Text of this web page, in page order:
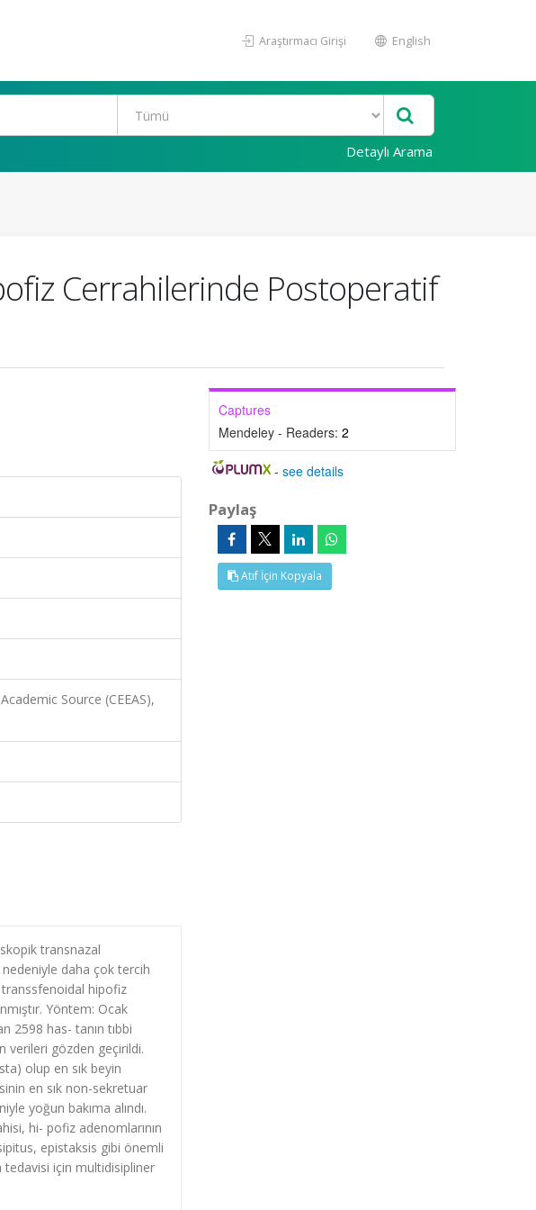
Araştırmacı Girişi English
Detaylı Arama
Cerrahilerinde Postoperatif
Source (CEEAS),
transnazal
daha çok tercih
hipofiz
Yöntem: Ocak
2598 has- tanın tıbbi
verileri gözden geçirildi.
olup en sık beyin
en sık non-sekretuar
yoğun bakıma alındı.
hi- pofiz adenomlarının
epistaksis gibi önemli
tedavisi için multidisipliner
Captures
Mendeley - Readers: 2
-see details
Paylaş
Atıf İçin Kopyala